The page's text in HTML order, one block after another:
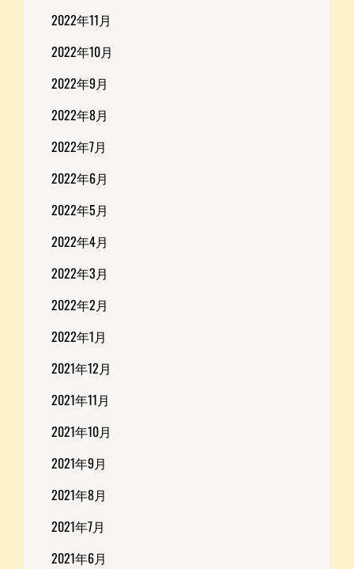
2022年11月
2022年10月
2022年9月
2022年8月
2022年7月
2022年6月
2022年5月
2022年4月
2022年3月
2022年2月
2022年1月
2021年12月
2021年11月
2021年10月
2021年9月
2021年8月
2021年7月
2021年6月